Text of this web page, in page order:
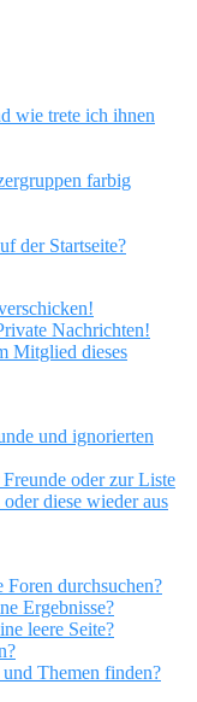
wie trete ich ihnen
farbig
der Startseite?
Nachrichten!
Mitglied dieses
und ignorierten
oder zur Liste
diese wieder aus
durchsuchen?
Ergebnisse?
leere Seite?
Themen finden?